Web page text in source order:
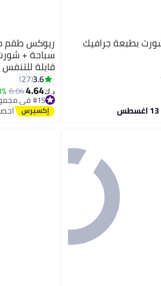
بطبعة جرافيك
سباحة +
قابلة
خفيفة الوزن
للسباحة
أو ملابس
للتمدد
3.6
27
د.ك‏4.64
6.04
#15 في مجموعات ملابس الأولاد
#15 في مجموعات ملابس الأولاد